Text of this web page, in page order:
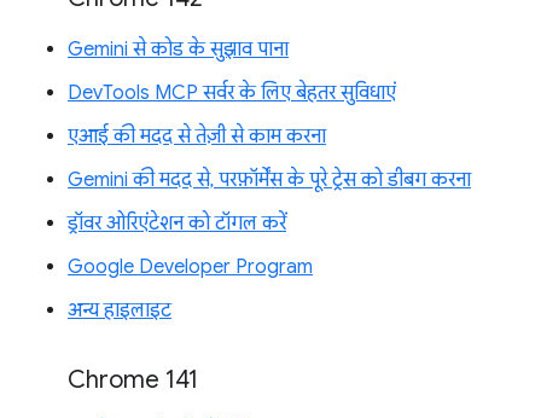
Gemini से कोड के सुझाव पाना
DevTools MCP सर्वर के लिए बेहतर सुविधाएं
एआई की मदद से तेज़ी से काम करना
Gemini की मदद से, परफ़ॉर्मेंस के पूरे ट्रेस को डीबग करना
ड्रॉवर ओरिएंटेशन को टॉगल करें
Google Developer Program
अन्य हाइलाइट
Chrome 141